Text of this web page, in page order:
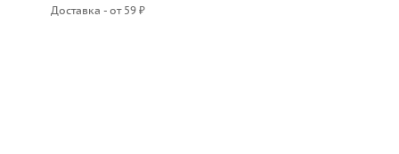
Доставка - от 59 ₽